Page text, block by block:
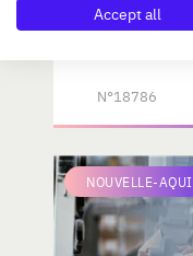
CA :1
N°18786
NOUVELLE-
Accept all